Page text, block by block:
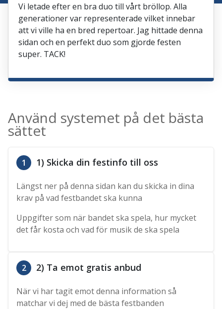
Vi letade efter en bra duo till vårt bröllop. Alla
generationer var representerade vilket innebar
att vi ville ha en bred repertoar. Jag hittade denna
sidan och en perfekt duo som gjorde festen
super. TACK!
Använd systemet på det bästa
sättet
1 1) Skicka din festinfo till oss
Längst ner på denna sidan kan du skicka in dina
krav på vad festbandet ska kunna
Uppgifter som när bandet ska spela, hur mycket
det får kosta och vad för musik de ska spela
2 2) Ta emot gratis anbud
När vi har tagit emot denna information så
matchar vi dej med de bästa festbanden